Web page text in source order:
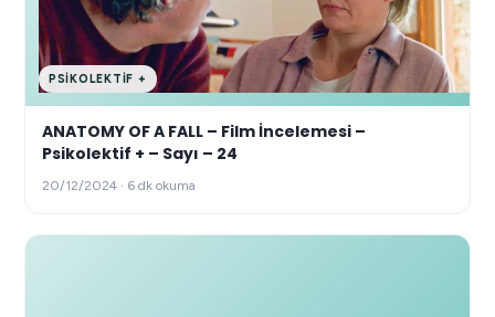
PSIKOLEKTIF +
ANATOMY OF A FALL – Film İncelemesi –
Psikolektif + – Sayı – 24
20/12/2024 · 6 dk okuma